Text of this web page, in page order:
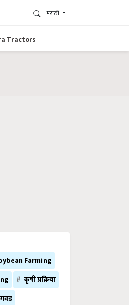
मराठी
Farming
कृषी प्रक्रिया